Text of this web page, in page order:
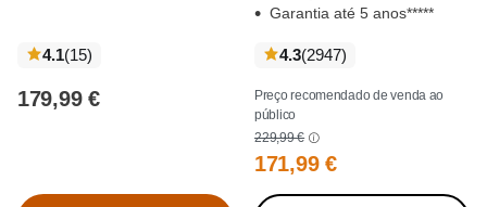
4.1(15críticas
)
179,99 €
Garantia até 5 anos*****
4.3(2947críticas
)
Preço recomendado de venda ao
público
229,99 €
171,99 €